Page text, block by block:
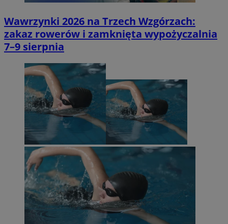
Wawrzynki 2026 na Trzech Wzgórzach:
zakaz rowerów i zamknięta wypożyczalnia
7–9 sierpnia